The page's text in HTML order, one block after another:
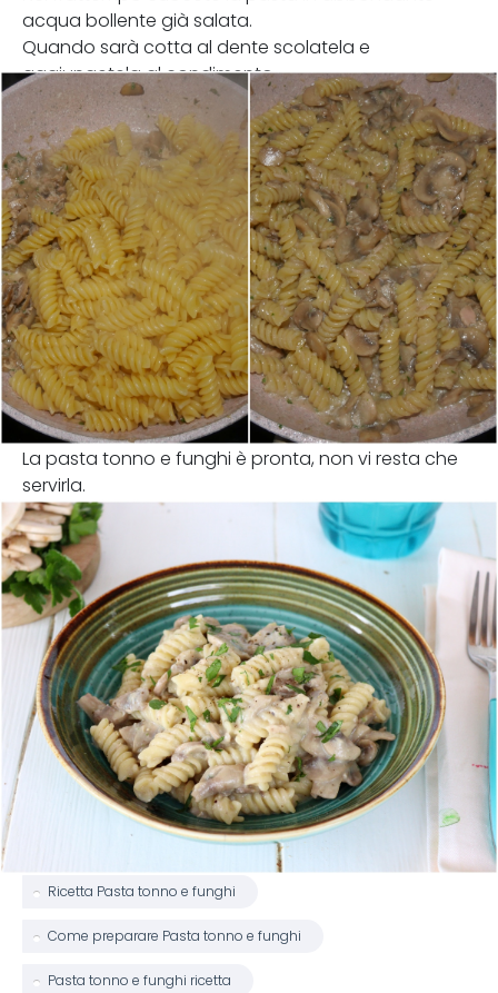
acqua bollente già salata.
Quando sarà cotta al dente scolatela e
aggiungetela al condimento.
La pasta tonno e funghi è pronta, non vi resta che
servirla.
Ricetta Pasta tonno e funghi
Come preparare Pasta tonno e funghi
Pasta tonno e funghi ricetta